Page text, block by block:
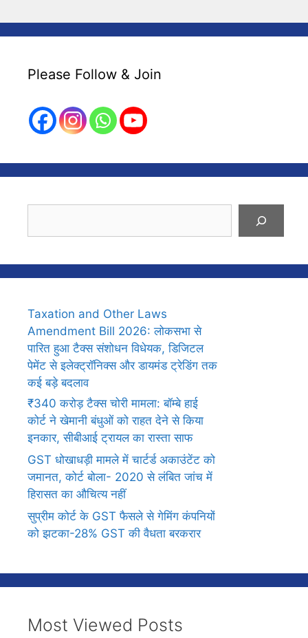
Please Follow & Join
Taxation and Other Laws
Amendment Bill 2026: लोकसभा से
पारित हुआ टैक्स संशोधन विधेयक, डिजिटल
पेमेंट से इलेक्ट्रॉनिक्स और डायमंड ट्रेडिंग तक
कई बड़े बदलाव
₹340 करोड़ टैक्स चोरी मामला: बॉम्बे हाई
कोर्ट ने खेमानी बंधुओं को राहत देने से किया
इनकार, सीबीआई ट्रायल का रास्ता साफ
GST धोखाधड़ी मामले में चार्टर्ड अकाउंटेंट को
जमानत, कोर्ट बोला- 2020 से लंबित जांच में
हिरासत का औचित्य नहीं
सुप्रीम कोर्ट के GST फैसले से गेमिंग कंपनियों
को झटका-28% GST की वैधता बरकरार
Most Viewed Posts